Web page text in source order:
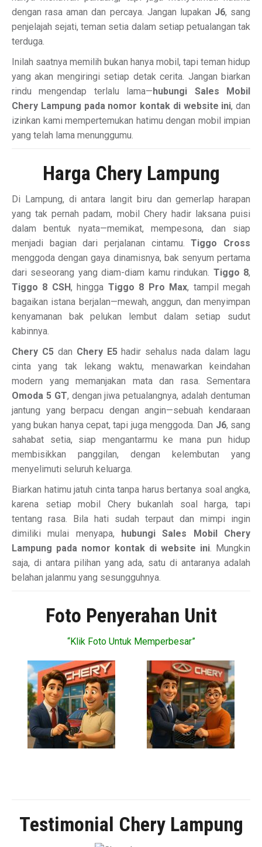
dengan rasa aman dan percaya. Jangan lupakan J6, sang
penjelajah sejati, teman setia dalam setiap petualangan tak
terduga.
Inilah saatnya memilih bukan hanya mobil, tapi teman hidup
yang akan mengiringi setiap detak cerita. Jangan biarkan
rindu mengendap terlalu lama—hubungi Sales Mobil
Chery Lampung pada nomor kontak di website ini, dan
izinkan kami mempertemukan hatimu dengan mobil impian
yang telah lama menunggumu.
Harga Chery Lampung
Di Lampung, di antara langit biru dan gemerlap harapan
yang tak pernah padam, mobil Chery hadir laksana puisi
dalam bentuk nyata—memikat, mempesona, dan siap
menjadi bagian dari perjalanan cintamu.Tiggo Cross
menggoda dengan gaya dinamisnya, bak senyum pertama
dari seseorang yang diam-diam kamu rindukan. Tiggo 8,
Tiggo 8 CSH, hingga Tiggo 8 Pro Max, tampil megah
bagaikan istana berjalan—mewah, anggun, dan menyimpan
kenyamanan bak pelukan lembut dalam setiap sudut
kabinnya.
Chery C5dan Chery E5hadir sehalus nada dalam lagu
cinta yang tak lekang waktu, menawarkan keindahan
modern yang memanjakan mata dan rasa. Sementara
Omoda 5 GT, dengan jiwa petualangnya, adalah dentuman
jantung yang berpacu dengan angin—sebuah kendaraan
yang bukan hanya cepat, tapi juga menggoda. Dan J6, sang
sahabat setia, siap mengantarmu ke mana pun hidup
membisikkan panggilan, dengan kelembutan yang
menyelimuti seluruh keluarga.
Biarkan hatimu jatuh cinta tanpa harus bertanya soal angka,
karena setiap mobil Chery bukanlah soal harga, tapi
tentang rasa. Bila hati sudah terpaut dan mimpi ingin
dimiliki mulai menyapa, hubungi Sales Mobil Chery
Lampung pada nomor kontak di website ini. Mungkin
saja, di antara pilihan yang ada, satu di antaranya adalah
belahan jalanmu yang sesungguhnya.
Foto Penyerahan Unit
“Klik Foto Untuk Memperbesar”
Testimonial Chery Lampung